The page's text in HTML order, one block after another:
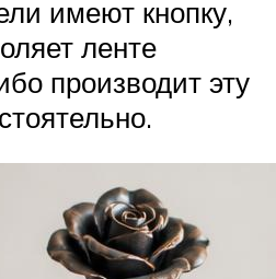
имеют кнопку,
ленте
производит эту